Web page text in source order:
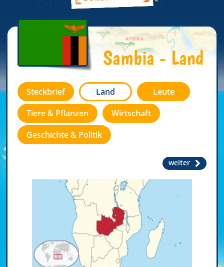
Sambia - Land
Steckbrief Land
Leute
Tiere & Pflanzen
Wirtschaft
Geschichte & Politik
weiter